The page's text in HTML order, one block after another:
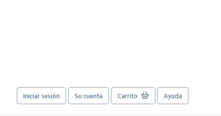
Iniciar sesión Su cuenta Carrito Ayuda